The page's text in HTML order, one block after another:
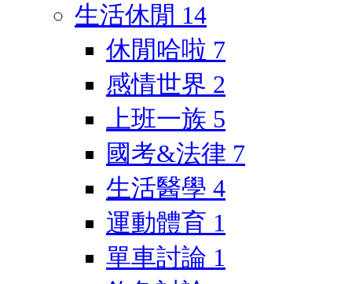
生活休閒 14
休閒哈啦 7
感情世界 2
上班一族 5
國考&法律 7
生活醫學 4
運動體育 1
單車討論 1